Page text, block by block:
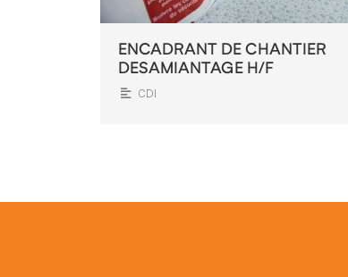
ENCADRANT DE CHANTIER
DESAMIANTAGE H/F
CDI